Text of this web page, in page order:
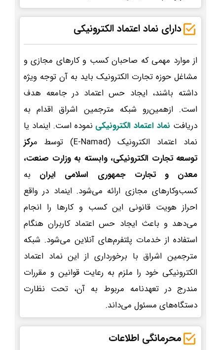
دارای نماد اعتماد الکترونیکی
از موارد مهمی که صاحبان کسب و کارهای مجازی و
مشاغل حوزه تجارت الکترونیک باید به آن توجه ویژه
داشته باشند، ایجاد حس اعتماد در جامعه هدف
است. ازهمین‌رو شبکه مترجمین اشراق اقدام به
دریافت نماد اعتماد الکترونیکی نموده است. اینماد یا
نماد اعتماد الکترونیک (E-Namad) توسط م
رکز
توسعه تجارت الکترونیکی، وابسته به وزارت صنعت،
معدن و تجارت جمهوری اسلامی ایران به
کسب‌وکارهای مجازی ارائه می‌شود. اینماد در واقع
احراز هویت قانونی این کسب و کارها را انجام
می‌دهد و باعث ایجاد حس اعتماد کاربران هنگام
استفاده از خدمات پلتفرم‌های آنلاین می‌شود. شبکه
مترجمین اشراق با برخورداری از این نماد اعتماد
الکترونیکی خود را ملزم به رعایت قوانین و مقررات
مندرج در تعهدنامه مربوط به آن، تحت نظارت
دستگاه‌های مسئول می‌داند.
محرمانگی اطلاعات